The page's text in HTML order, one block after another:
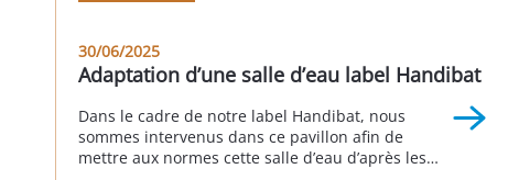
30/06/2025
Adaptation d’une salle d’eau label Handibat
Dans le cadre de notre label Handibat, nous
sommes intervenus dans ce pavillon afin de
mettre aux normes cette salle d’eau d’après les